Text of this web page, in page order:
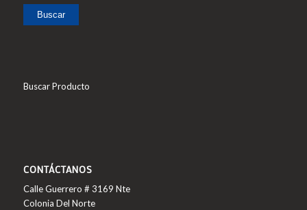
Buscar
Buscar Producto
CONTÁCTANOS
Calle Guerrero # 3169 Nte
Colonia Del Norte